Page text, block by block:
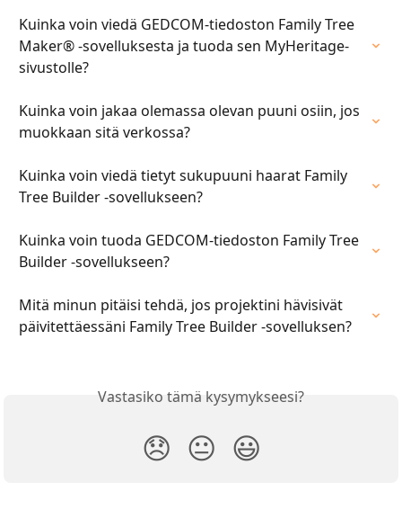
Kuinka voin viedä GEDCOM-tiedoston Family Tree
Maker® -sovelluksesta ja tuoda sen MyHeritage-
sivustolle?
Kuinka voin jakaa olemassa olevan puuni osiin, jos
muokkaan sitä verkossa?
Kuinka voin viedä tietyt sukupuuni haarat Family
Tree Builder -sovellukseen?
Kuinka voin tuoda GEDCOM-tiedoston Family Tree
Builder -sovellukseen?
Mitä minun pitäisi tehdä, jos projektini hävisivät
päivitettäessäni Family Tree Builder -sovelluksen?
Vastasiko tämä kysymykseesi?
😞 😐 😃